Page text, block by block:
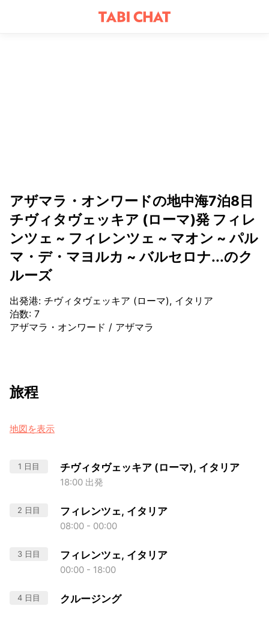
アザマラ・オンワードの地中海7泊8日
チヴィタヴェッキア (ローマ)発 フィレ
ンツェ ~ フィレンツェ ~ マオン ~ パル
マ・デ・マヨルカ ~ バルセロナ...のク
ルーズ
出発港: チヴィタヴェッキア (ローマ), イタリア
泊数: 7
アザマラ・オンワード / アザマラ
旅程
地図を表示
1 日目 チヴィタヴェッキア (ローマ), イタリア
18:00 出発
2 日目 フィレンツェ, イタリア
08:00 - 00:00
3 日目 フィレンツェ, イタリア
00:00 - 18:00
4 日目 クルージング